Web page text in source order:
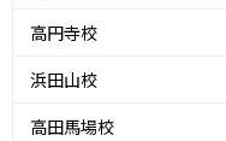
高円寺校
浜田山校
高田馬場校